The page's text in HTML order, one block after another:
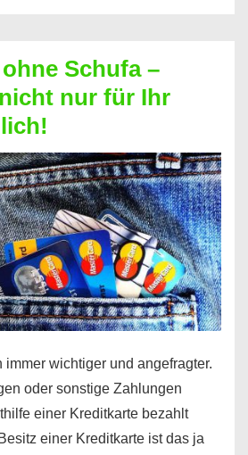
Schufa –
nur für Ihr
immer wichtiger und angefragter.
oder sonstige Zahlungen
einer Kreditkarte bezahlt
einer Kreditkarte ist das ja